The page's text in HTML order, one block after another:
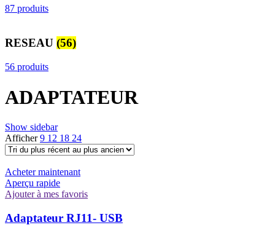
87 produits
RESEAU (56)
56 produits
ADAPTATEUR
Show sidebar
Afficher9 12 18 24
Acheter maintenant
Aperçu rapide
Ajouter à mes favoris
Adaptateur RJ11- USB